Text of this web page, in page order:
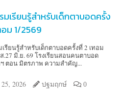
มเรียนรู้สำหรับเด็กตาบอดครั้ง
อม 1/2569
รียนรู้สำหรับเด็กตาบอดครั้งที่ 2 เทอม
ส.27 มิ.ย. 69 โรงเรียนสอนคนตาบอด
ฯ ตอน มิตรภาพ ความสำคัญ...
2026 ปฐมฤกษ์ 0